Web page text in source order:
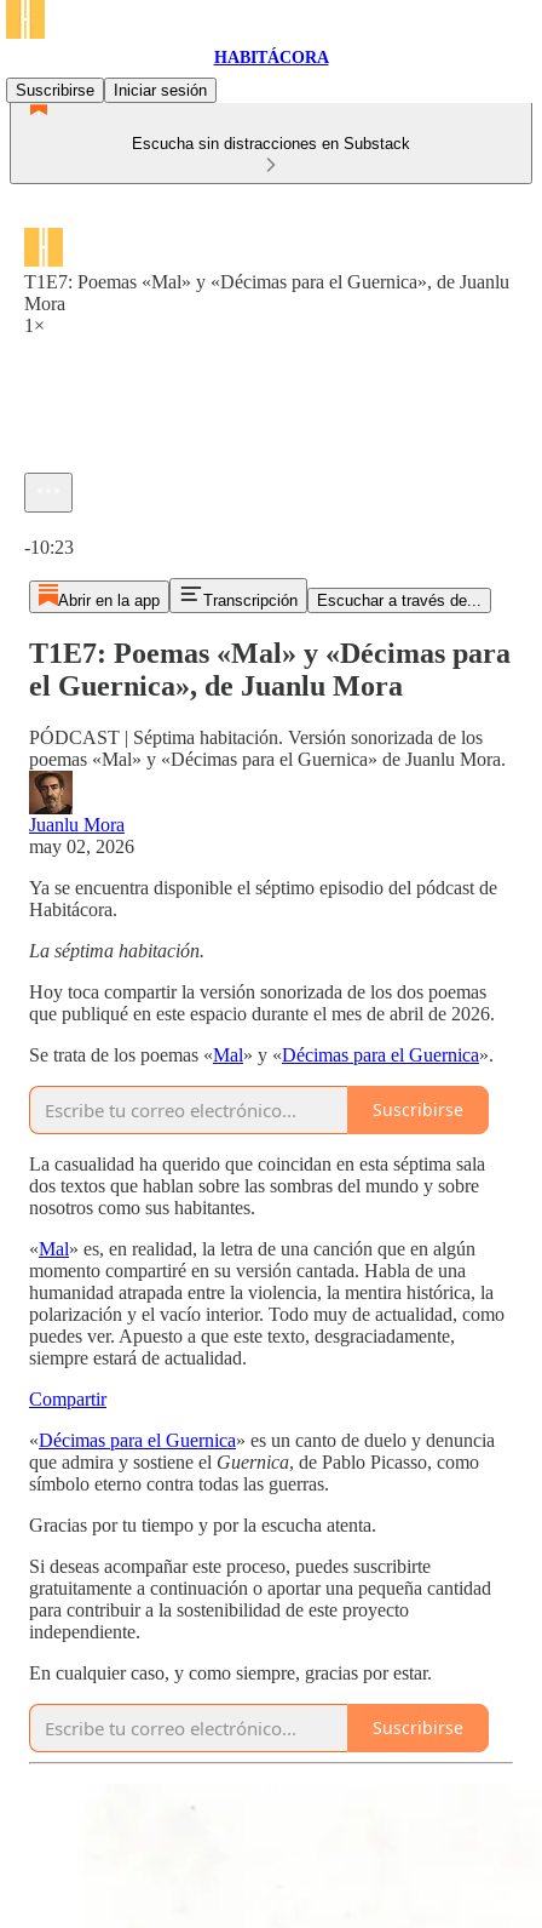
HABITÁCORA
Suscribirse
Iniciar sesión
Escucha sin distracciones en Substack
T1E7: Poemas «Mal» y «Décimas para el Guernica», de Juanlu
Mora
1×
-10:23
Abrir en la app Transcripción Escuchar a través de...
T1E7: Poemas «Mal» y «Décimas para
el Guernica», de Juanlu Mora
PÓDCAST | Séptima habitación. Versión sonorizada de los
poemas «Mal» y «Décimas para el Guernica» de Juanlu Mora.
Juanlu Mora
may 02, 2026
Ya se encuentra disponible el séptimo episodio del pódcast de
Habitácora.
La séptima habitación.
Hoy toca compartir la versión sonorizada de los dos poemas
que publiqué en este espacio durante el mes de abril de 2026.
Se trata de los poemas «Mal» y «Décimas para el Guernica».
Suscribirse
La casualidad ha querido que coincidan en esta séptima sala
dos textos que hablan sobre las sombras del mundo y sobre
nosotros como sus habitantes.
«Mal» es, en realidad, la letra de una canción que en algún
momento compartiré en su versión cantada. Habla de una
humanidad atrapada entre la violencia, la mentira histórica, la
polarización y el vacío interior. Todo muy de actualidad, como
puedes ver. Apuesto a que este texto, desgraciadamente,
siempre estará de actualidad.
Compartir
«Décimas para el Guernica» es un canto de duelo y denuncia
que admira y sostiene el Guernica, de Pablo Picasso, como
símbolo eterno contra todas las guerras.
Gracias por tu tiempo y por la escucha atenta.
Si deseas acompañar este proceso, puedes suscribirte
gratuitamente a continuación o aportar una pequeña cantidad
para contribuir a la sostenibilidad de este proyecto
independiente.
En cualquier caso, y como siempre, gracias por estar.
Suscribirse